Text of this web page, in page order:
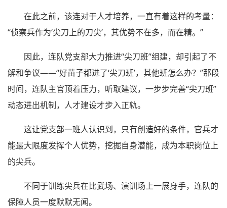
在此之前，该连对于人才培养，一直有着这样的考量：
“侦察兵作为‘尖刀上的刀尖’，其优势不在多，而在精。”
因此，连队党支部大力推进“尖刀班”组建，却引起了不
解和争议——“好苗子都进了‘尖刀班’，其他班怎么办？”那段
时间，连队主官顶着压力，听取建议，一步步完善“尖刀班”
动态进出机制，人才建设才步入正轨。
这让党支部一班人认识到，只有创造好的条件，官兵才
能最大限度发挥个人优势，挖掘自身潜能，成为本职岗位上
的尖兵。
不同于训练尖兵在比武场、演训场上一展身手，连队的
保障人员一度默默无闻。